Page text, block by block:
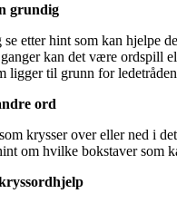
grundig
etter hint som kan hjelpe
kan det være ordspill
ligger til grunn for
ord
krysser over eller ned i
om hvilke bokstaver som